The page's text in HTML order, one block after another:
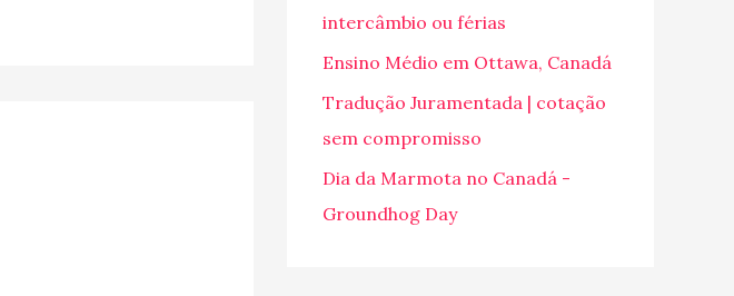
r
p
o
intercâmbio ou férias
Ensino Médio em Ottawa, Canadá
Tradução Juramentada | cotação
sem compromisso
Dia da Marmota no Canadá -
Groundhog Day